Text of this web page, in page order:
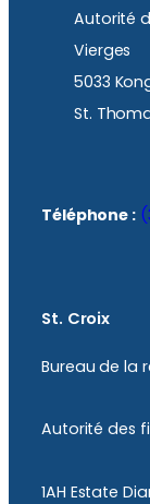
Autorité
Vierges
5033
St.
Téléphone :
St. Croix
Bureau de la
Autorité des
1AH Estate